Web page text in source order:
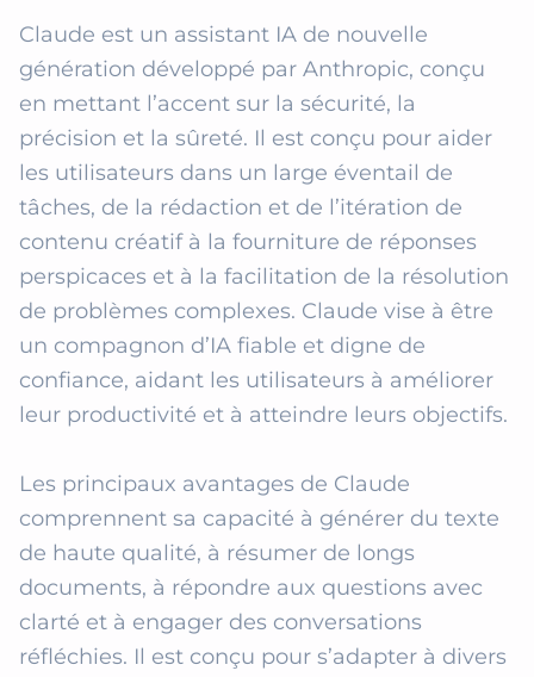
Claude est un assistant IA de nouvelle
génération développé par Anthropic, conçu
en mettant l’accent sur la sécurité, la
précision et la sûreté. Il est conçu pour aider
les utilisateurs dans un large éventail de
tâches, de la rédaction et de l’itération de
contenu créatif à la fourniture de réponses
perspicaces et à la facilitation de la résolution
de problèmes complexes. Claude vise à être
un compagnon d’IA fiable et digne de
confiance, aidant les utilisateurs à améliorer
leur productivité et à atteindre leurs objectifs.
Les principaux avantages de Claude
comprennent sa capacité à générer du texte
de haute qualité, à résumer de longs
documents, à répondre aux questions avec
clarté et à engager des conversations
réfléchies. Il est conçu pour s’adapter à divers